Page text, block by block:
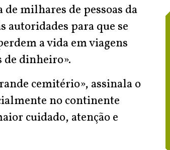
de milhares de pessoas da
autoridades para que se
a vida em viagens
de dinheiro».
cemitério», assinala o
no continente
cuidado, atenção e